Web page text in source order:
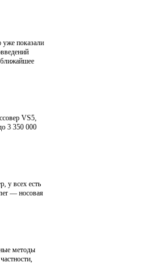
уже показали
ближайшее
VS5,
3 350 000
у всех есть
— носовая
методы